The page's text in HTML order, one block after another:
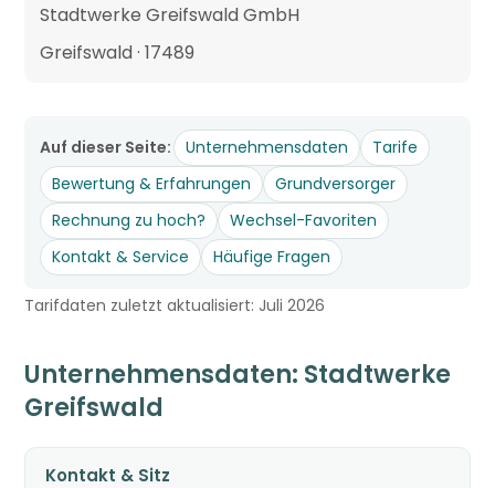
Stadtwerke Greifswald GmbH
Greifswald · 17489
Auf dieser Seite: Unternehmensdaten
Tarife
Bewertung & Erfahrungen
Grundversorger
Rechnung zu hoch?
Wechsel-Favoriten
Kontakt & Service
Häufige Fragen
Tarifdaten zuletzt aktualisiert: Juli 2026
Unternehmensdaten: Stadtwerke
Greifswald
Kontakt & Sitz